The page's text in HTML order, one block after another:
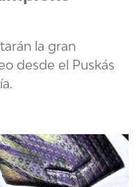
la gran
desde el Puskás